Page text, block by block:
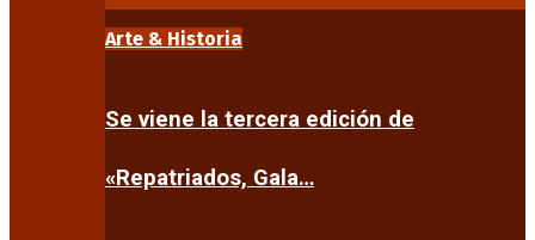
Arte & Historia
Se viene la tercera edición de
«Repatriados, Gala…